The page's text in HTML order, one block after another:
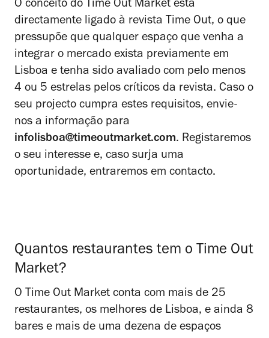
O conceito do Time Out Market está
directamente ligado à revista Time Out, o que
pressupõe que qualquer espaço que venha a
integrar o mercado exista previamente em
Lisboa e tenha sido avaliado com pelo menos
4 ou 5 estrelas pelos críticos da revista. Caso o
seu projecto cumpra estes requisitos, envie-
nos a informação para
infolisboa@timeoutmarket.com. Registaremos
o seu interesse e, caso surja uma
oportunidade, entraremos em contacto.
Quantos restaurantes tem o Time Out
Market?
O Time Out Market conta com mais de 25
restaurantes, os melhores de Lisboa, e ainda 8
bares e mais de uma dezena de espaços